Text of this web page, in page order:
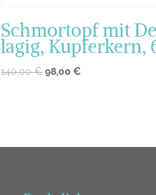
Schmortopf mit
lagig, Kupferkern,
140,00€ 98,00€